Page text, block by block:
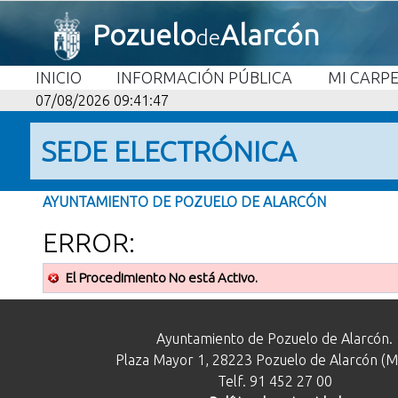
PozuelodeAlarcón
INICIO INFORMACIÓN PÚBLICA MI
07/08/2026 09:41:47
SEDE ELECTRÓNICA
AYUNTAMIENTO DE POZUELO DE ALARCÓN
ERROR:
El Procedimiento No está Activo.
Ayuntamiento de Pozuelo de Alarcón.
Plaza Mayor 1, 28223 Pozuelo de Alarcón
Telf. 91 452 27 00